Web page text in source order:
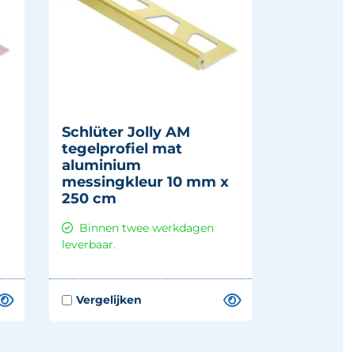
Schlüter Jolly AM
tegelprofiel mat
aluminium
messingkleur 10 mm x
250 cm
Binnen twee werkdagen
leverbaar.